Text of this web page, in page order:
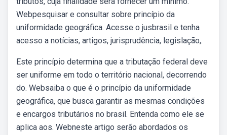
Webpesquisar e consultar sobre princípio da
uniformidade geográfica. Acesse o jusbrasil e tenha
acesso a notícias, artigos, jurisprudência, legislação,.
Este princípio determina que a tributação federal deve
ser uniforme em todo o território nacional, decorrendo
do. Websaiba o que é o princípio da uniformidade
geográfica, que busca garantir as mesmas condições
e encargos tributários no brasil. Entenda como ele se
aplica aos. Webneste artigo serão abordados os